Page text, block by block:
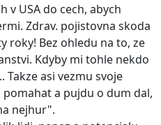
v USA do cech, abych
Zdrav. pojistovna skoda
roky! Bez ohledu na to, ze
Kdyby mi tohle nekdo
Takze asi vezmu svoje
a pujdu o dum dal,
nejhur".